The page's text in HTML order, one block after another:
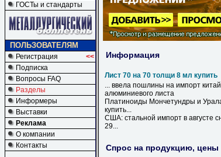
ГОСТы и стандарты
ПОЛЬЗОВАТЕЛЯМ
Регистрация
<<
Подписка
Вопросы FAQ
Разделы
Информеры
Выставки
Реклама
О компании
Контакты
Информация
Лист 70 на 70 толщи 8 мл купить
... ввела пошлины на импорт
алюминиевого листа
Платиноиды Мончетундры и
купить...
США: стальной импорт в августе
29...
Спрос на продукцию, цены